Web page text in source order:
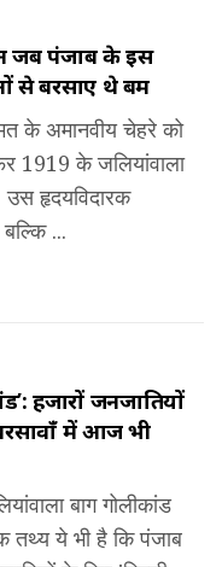
जब पंजाब के इस
से बरसाए थे बम
के अमानवीय चेहरे को
1919 के जलियांवाला
हृदयविदारक
...
हजारों जनजातियों
में आज भी
बाग गोलीकांड
तथ्य ये भी है कि पंजाब